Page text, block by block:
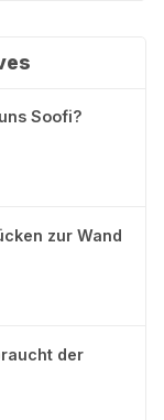
Soofi?
zur Wand
der